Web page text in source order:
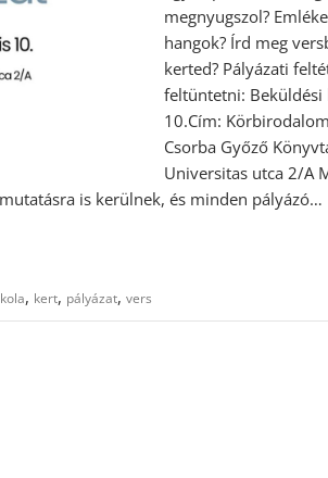
megnyugszol?
hangok? Írd meg
kerted? Pályázati
feltüntetni:
10.Cím:
Csorba Győző
Universitas utca 2/A
is kerülnek, és minden pályázó…
, kert, pályázat, vers